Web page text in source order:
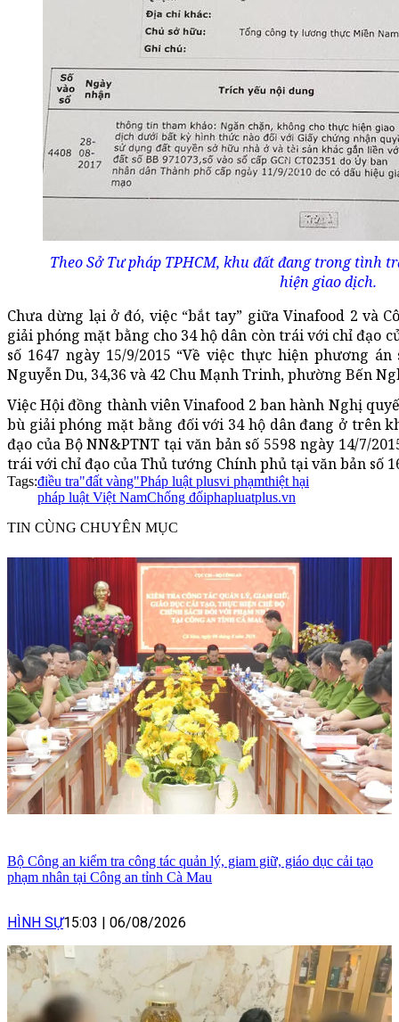
Theo Sở Tư pháp TPHCM, khu đất đang trong tình
hiện giao dịch.
Chưa dừng lại ở đó, việc “bắt tay” giữa Vinafood 2 và
giải phóng mặt bằng cho 34 hộ dân còn trái với chỉ đạo
số 1647 ngày 15/9/2015 “Về việc thực hiện phương
Nguyễn Du, 34,36 và 42 Chu Mạnh Trinh, phường Bến
Việc Hội đồng thành viên Vinafood 2 ban hành Nghị
bù giải phóng mặt bằng đối với 34 hộ dân đang ở trên
đạo của Bộ NN&PTNT tại văn bản số 5598 ngày 14/7/
trái với chỉ đạo của Thủ tướng Chính phủ tại văn bản số
Tags:điều tra"đất vàng"Pháp luật plusvi phạmthiệt hại
pháp luật Việt NamChống đốiphapluatplus.vn
TIN CÙNG CHUYÊN MỤC
Bộ Công an kiểm tra công tác quản lý, giam giữ, giáo dục cải tạo
phạm nhân tại Công an tỉnh Cà Mau
HÌNH SỰ15:03 | 06/08/2026